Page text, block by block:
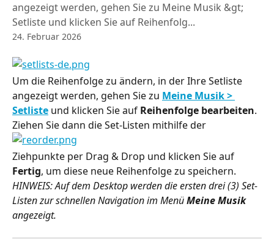
angezeigt werden, gehen Sie zu Meine Musik &gt;
Setliste und klicken Sie auf Reihenfolg...
24. Februar 2026
Um die Reihenfolge zu ändern, in der Ihre Setliste
angezeigt werden, gehen Sie zu Meine Musik >
Setliste und klicken Sie auf Reihenfolge bearbeiten.
Ziehen Sie dann die Set-Listen mithilfe der
Ziehpunkte per Drag & Drop und klicken Sie auf
Fertig, um diese neue Reihenfolge zu speichern.
HINWEIS: Auf dem Desktop werden die ersten drei (3) Set-
Listen zur schnellen Navigation im Menü Meine Musik
angezeigt.